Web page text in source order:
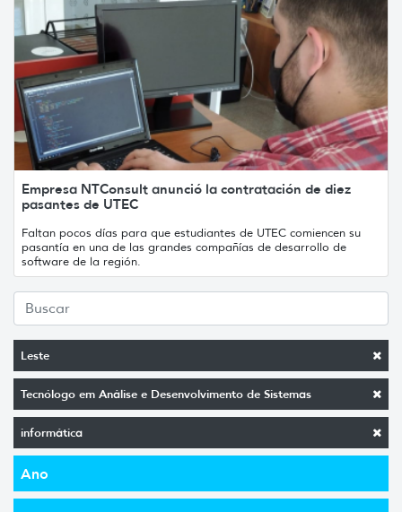
Leste
Tecnólogo em Análise e Desenvolvimento de Sistemas
informática
Ano
Empresa NTConsult anunció la contratación de diez
pasantes de UTEC
Faltan pocos días para que estudiantes de UTEC comiencen su
pasantía en una de las grandes compañías de desarrollo de
software de la región.